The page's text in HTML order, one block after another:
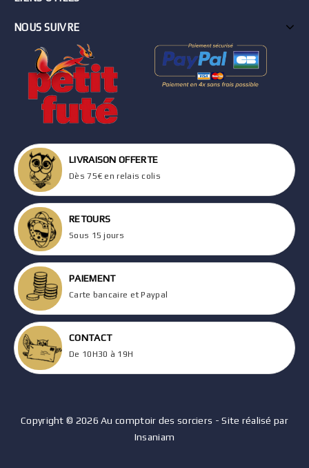
NOUS SUIVRE
LIVRAISON OFFERTE
Dès 75€ en relais colis
RETOURS
Sous 15 jours
PAIEMENT
Carte bancaire et Paypal
CONTACT
De 10H30 à 19H
Copyright © 2026 Au comptoir des sorciers - Site réalisé par
Insaniam